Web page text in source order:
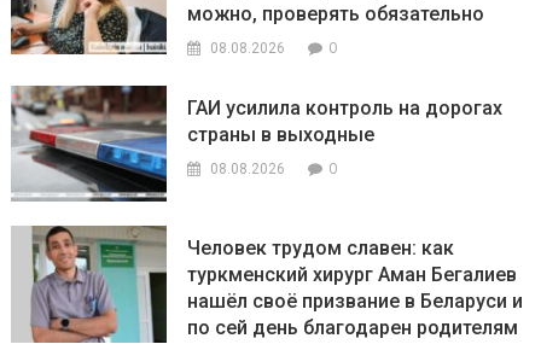
можно, проверять обязательно
08.08.2026 0
ГАИ усилила контроль на дорогах
страны в выходные
08.08.2026 0
Человек трудом славен: как
туркменский хирург Аман Бегалиев
нашёл своё призвание в Беларуси и
по сей день благодарен родителям